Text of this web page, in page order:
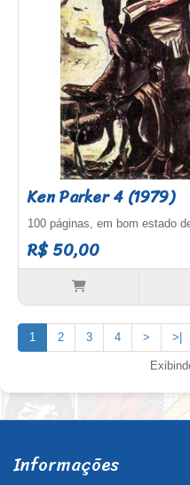
Ken Parker 4 (1979)
100 páginas, em bom estado
R$ 50,00
1 2 3 4 > >|
Informações